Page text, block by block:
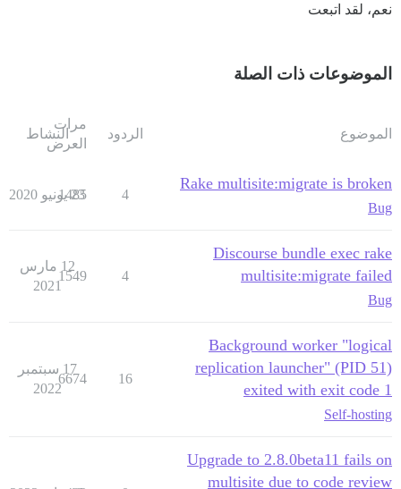
نعم، لقد اتبعت
الموضوعات ذات الصلة
الموضوع الردود
مرات
العرض
النشاط
Rake multisite:migrate is broken
Bug
4
1485
23 يونيو 2020
Discourse bundle exec rake
multisite:migrate failed
Bug
4
1549
12 مارس
2021
Background worker "logical
replication launcher" (PID 51)
exited with exit code 1
Self-hosting
16
6674
17 سبتمبر
2022
Upgrade to 2.8.0beta11 fails on
multisite due to code review